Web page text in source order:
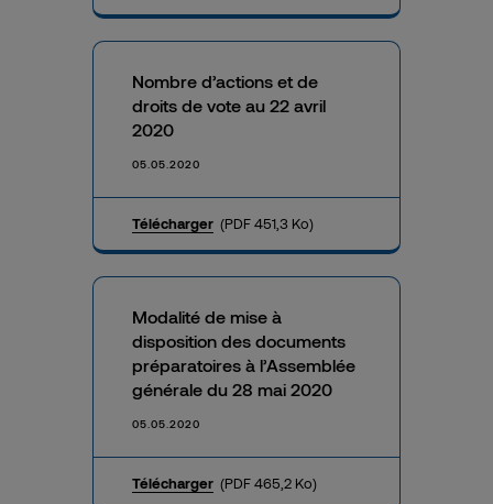
Nombre d’actions et de
droits de vote au 22 avril
2020
05.05.2020
Télécharger (PDF 451,3 Ko)
Modalité de mise à
disposition des documents
préparatoires à l’Assemblée
générale du 28 mai 2020
05.05.2020
Télécharger (PDF 465,2 Ko)